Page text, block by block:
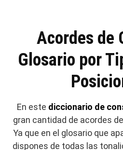
Acordes de
Glosario por
En este diccionario de
gran cantidad de acordes
Ya que en el glosario que
dispones de todas las